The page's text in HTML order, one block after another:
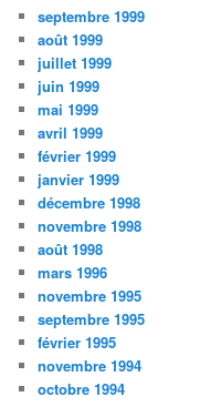
septembre 1999
août 1999
juillet 1999
juin 1999
mai 1999
avril 1999
février 1999
janvier 1999
décembre 1998
novembre 1998
août 1998
mars 1996
novembre 1995
septembre 1995
février 1995
novembre 1994
octobre 1994